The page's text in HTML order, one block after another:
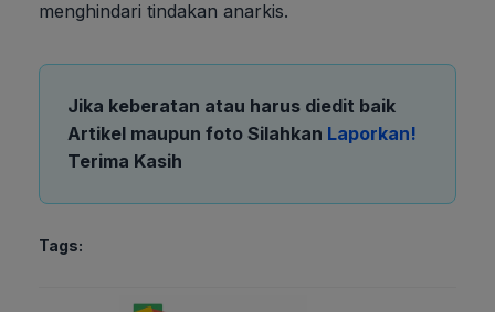
menghindari tindakan anarkis.
Jika keberatan atau harus diedit baik
Artikel maupun foto Silahkan Laporkan!
Terima Kasih
Tags: